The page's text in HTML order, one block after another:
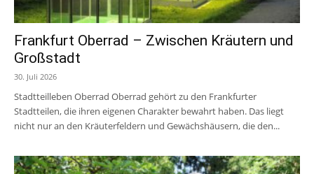
Frankfurt Oberrad – Zwischen Kräutern und
Großstadt
30. Juli 2026
Stadtteilleben Oberrad Oberrad gehört zu den Frankfurter
Stadtteilen, die ihren eigenen Charakter bewahrt haben. Das liegt
nicht nur an den Kräuterfeldern und Gewächshäusern, die den...